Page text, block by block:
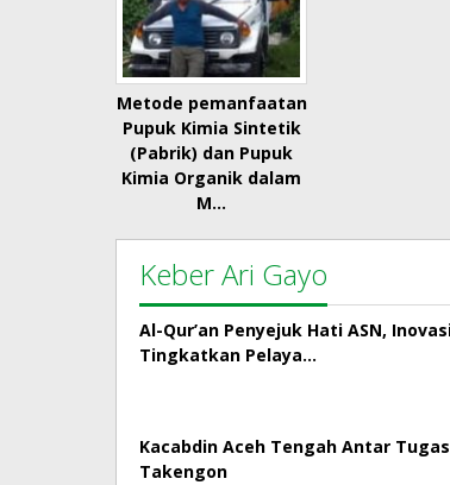
Metode pemanfaatan
Pupuk Kimia Sintetik
(Pabrik) dan Pupuk
Kimia Organik dalam
M…
Keber Ari Gayo
Al-Qur’an Penyejuk Hati ASN,
Tingkatkan Pelaya…
Kacabdin Aceh Tengah Antar
Takengon